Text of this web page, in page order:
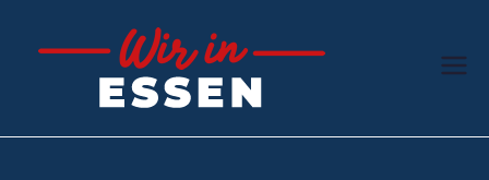
Inhalt
Essen
Ratgeber